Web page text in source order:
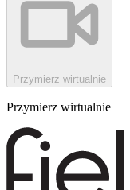
Przymierz wirtualnie
Przymierz wirtualnie